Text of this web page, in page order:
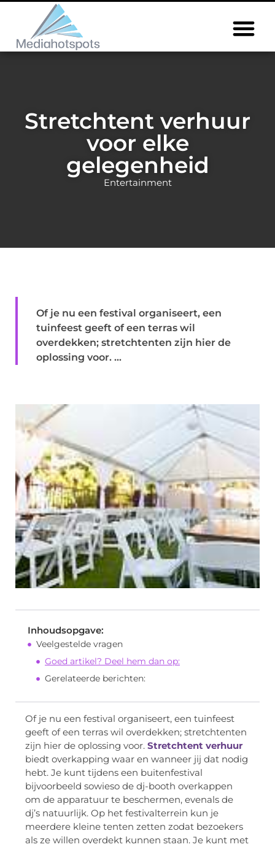
Stretchtent verhuur
voor elke
gelegenheid
Entertainment
Of je nu een festival organiseert, een
tuinfeest geeft of een terras wil
overdekken; stretchtenten zijn hier de
oplossing voor. ...
Inhoudsopgave:
Veelgestelde vragen
Goed artikel? Deel hem dan op:
Gerelateerde berichten:
Of je nu een festival organiseert, een tuinfeest
geeft of een terras wil overdekken; stretchtenten
zijn hier de oplossing voor. Stretchtent verhuur
biedt overkapping waar en wanneer jij dat nodig
hebt. Je kunt tijdens een buitenfestival
bijvoorbeeld sowieso de dj-booth overkappen
om de apparatuur te beschermen, evenals de
dj’s natuurlijk. Op het festivalterrein kun je
meerdere kleine tenten zetten zodat bezoekers
als ze willen overdekt kunnen staan. Je kunt met